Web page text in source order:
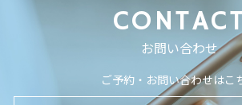
お問い合わせ
ご予約・お問い合わせはこ